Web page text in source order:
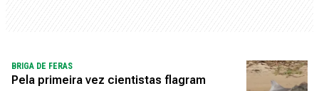
BRIGA DE FERAS
Pela primeira vez cientistas flagram